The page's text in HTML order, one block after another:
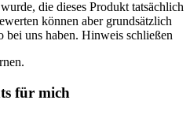
die dieses Produkt tatsächlich
können aber grundsätzlich
bei uns haben. Hinweis schließen
für mich